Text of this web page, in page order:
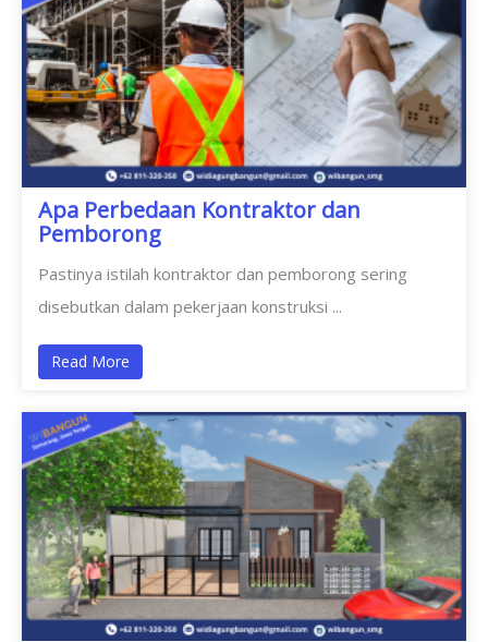
Apa Perbedaan Kontraktor dan
Pemborong
Pastinya istilah kontraktor dan pemborong sering
disebutkan dalam pekerjaan konstruksi ...
Read More